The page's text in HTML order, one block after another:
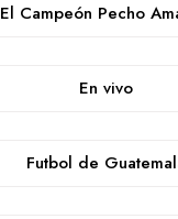
El Campeón Pecho
En vivo
Futbol de